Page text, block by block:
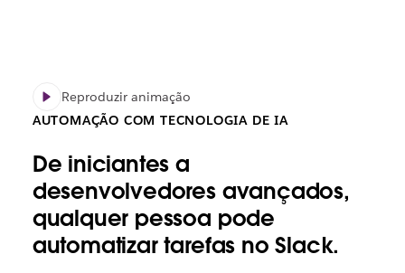
Reproduzir animação
AUTOMAÇÃO COM TECNOLOGIA DE IA
De iniciantes a
desenvolvedores avançados,
qualquer pessoa pode
automatizar tarefas no Slack.